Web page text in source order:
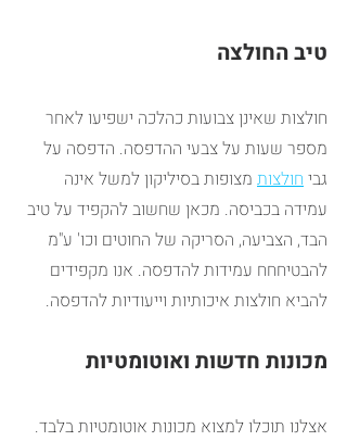
טיב החולצה
חולצות שאינן צבועות כהלכה ישפיעו לאחר
מספר שעות על צבעי ההדפסה. הדפסה על
גבי חולצות מצופות בסיליקון למשל אינה
עמידה בכביסה. מכאן שחשוב להקפיד על טיב
הבד, הצביעה, הסריקה של החוטים וכו' ע"מ
להבטיחחח עמידות להדפסה. אנו מקפידים
להביא חולצות איכותיות וייעודיות להדפסה.
מכונות חדשות ואוטומטיות
אצלנו תוכלו למצוא מכונות אוטומטיות בלבד.